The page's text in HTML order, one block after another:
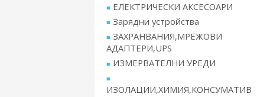
ЕЛЕКТРИЧЕСКИ АКСЕСОАРИ
Зарядни устройства
ЗАХРАНВАНИЯ,МРЕЖОВИ
АДАПТЕРИ,UPS
ИЗМЕРВАТЕЛНИ УРЕДИ
ИЗОЛАЦИИ,ХИМИЯ,КОНСУМАТИВ